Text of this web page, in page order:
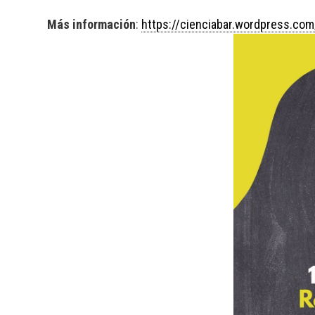
Más información: https://